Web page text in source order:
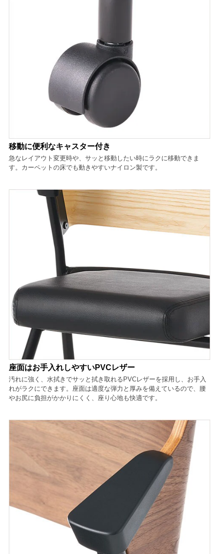
移動に便利なキャスター付き
急なレイアウト変更時や、サッと移動したい時にラクに移動できま
す。カーペットの床でも動きやすいナイロン製です。
座面はお手入れしやすいPVCレザー
汚れに強く、水拭きでサッと拭き取れるPVCレザーを採用し、お手入
れがラクにできます。座面は適度な弾力と厚みを備えているので、腰
やお尻に負担がかかりにくく、座り心地も快適です。